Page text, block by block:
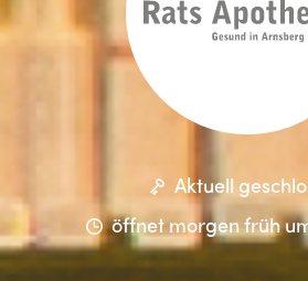
Aktuell
öffnet morgen früh